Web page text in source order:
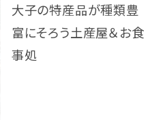
大子の特産品が種類豊
富にそろう土産屋＆お食
事処